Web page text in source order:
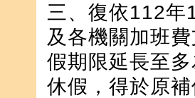
三、復依112年
及各機關加班
假期限延長至
休假，得於原